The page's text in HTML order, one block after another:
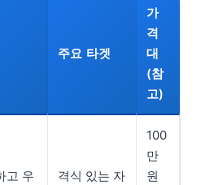
주요 타겟
가
격
대
(참
고)
고 우
격식 있는 자
100
만
원